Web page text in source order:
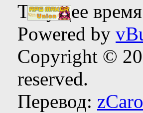
Текущее
Powered by
Copyright ©
reserved.
Перевод: